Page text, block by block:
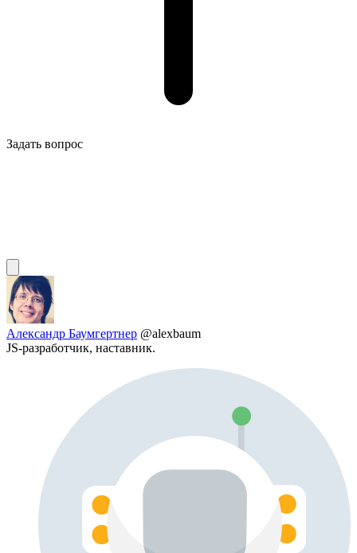
Задать вопрос
Александр Баумгертнер @alexbaum
JS-разработчик, наставник.